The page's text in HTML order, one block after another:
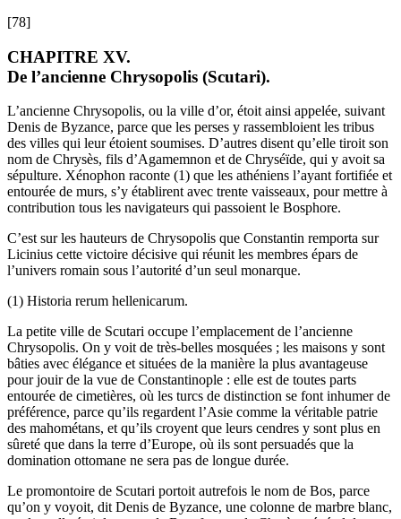
[78]
CHAPITRE XV.
De l’ancienne Chrysopolis (Scutari).
L’ancienne Chrysopolis, ou la ville d’or, étoit ainsi appelée, suivant
Denis de Byzance, parce que les perses y rassembloient les tribus
des villes qui leur étoient soumises. D’autres disent qu’elle tiroit son
nom de Chrysès, fils d’Agamemnon et de Chryséïde, qui y avoit sa
sépulture. Xénophon raconte (1) que les athéniens l’ayant fortifiée et
entourée de murs, s’y établirent avec trente vaisseaux, pour mettre à
contribution tous les navigateurs qui passoient le Bosphore.
C’est sur les hauteurs de Chrysopolis que Constantin remporta sur
Licinius cette victoire décisive qui réunit les membres épars de
l’univers romain sous l’autorité d’un seul monarque.
(1) Historia rerum hellenicarum.
La petite ville de Scutari occupe l’emplacement de l’ancienne
Chrysopolis. On y voit de très-belles mosquées ; les maisons y sont
bâties avec élégance et situées de la manière la plus avantageuse
pour jouir de la vue de Constantinople : elle est de toutes parts
entourée de cimetières, où les turcs de distinction se font inhumer de
préférence, parce qu’ils regardent l’Asie comme la véritable patrie
des mahométans, et qu’ils croyent que leurs cendres y sont plus en
sûreté que dans la terre d’Europe, où ils sont persuadés que la
domination ottomane ne sera pas de longue durée.
Le promontoire de Scutari portoit autrefois le nom de Bos, parce
qu’on y voyoit, dit Denis de Byzance, une colonne de marbre blanc,